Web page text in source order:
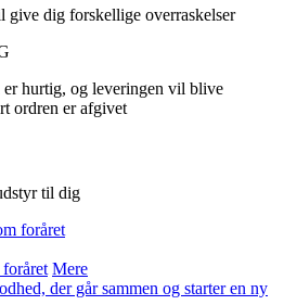
give dig forskellige overraskelser
er hurtig, og leveringen vil blive
ordren er afgivet
til dig
Mere